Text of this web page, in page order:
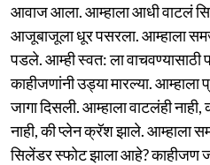
आवाज आला. आम्हाला आधी वाटलं
आजूबाजूला धूर पसरला. आम्हाला
पडले. आम्ही स्वत: ला
काहीजणांनी उड्या मारल्या. आम्हाला
जागा दिसली. आम्हाला वाटलंही
नाही, की प्लेन क्रॅश झाले. आम्हाला
सिलेंडर स्फोट झाला आहे? काहीजण